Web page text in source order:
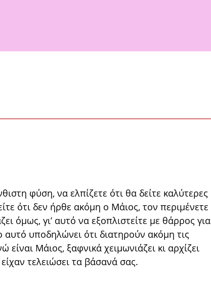
φύση, να ελπίζετε ότι θα δείτε καλύτερες
ότι δεν ήρθε ακόμη ο Μάιος, τον περιμένετε
όμως, γι’ αυτό να εξοπλιστείτε με θάρρος για
αυτό υπο­δηλώνει ότι διατηρούν ακόμη τις
Μάιος, ξαφνικά χειμωνιάζει κι αρχίζει
τελειώσει τα βάσανά σας.